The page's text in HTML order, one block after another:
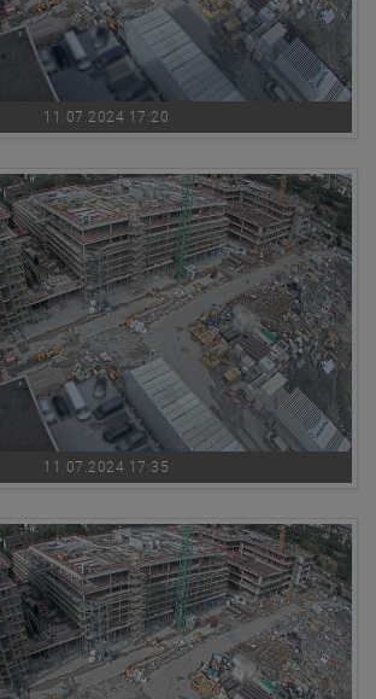
11.07.2024 17:20
11.07.2024 17:35